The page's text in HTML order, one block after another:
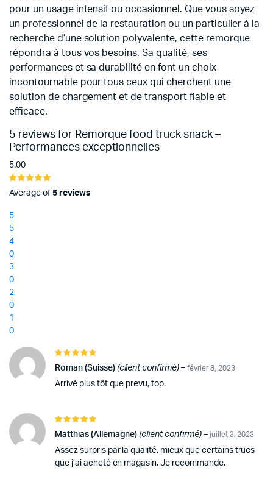
pour un usage intensif ou occasionnel. Que vous soyez
un professionnel de la restauration ou un particulier à la
recherche d’une solution polyvalente, cette remorque
répondra à tous vos besoins. Sa qualité, ses
performances et sa durabilité en font un choix
incontournable pour tous ceux qui cherchent une
solution de chargement et de transport fiable et
efficace.
5 reviews for Remorque food truck snack –
Performances exceptionnelles
5.00
5.00sur 5
notations
client
Average of 5 reviews
5
5
4
0
3
0
2
0
1
0
5sur 5
Roman (Suisse) (client confirmé) – février 8, 2023
Arrivé plus tôt que prevu, top.
5sur 5
Matthias (Allemagne)(client confirmé) – juillet 3, 2023
Assez surpris par la qualité, mieux que certains trucs
que j’ai acheté en magasin. Je recommande.